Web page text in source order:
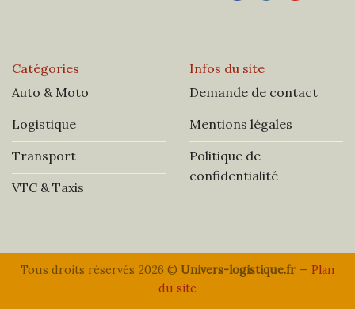
Catégories
Auto & Moto
Logistique
Transport
VTC & Taxis
Infos du site
Demande de contact
Mentions légales
Politique de
confidentialité
Tous droits réservés 2026 © Univers-logistique.fr — Plan
du site